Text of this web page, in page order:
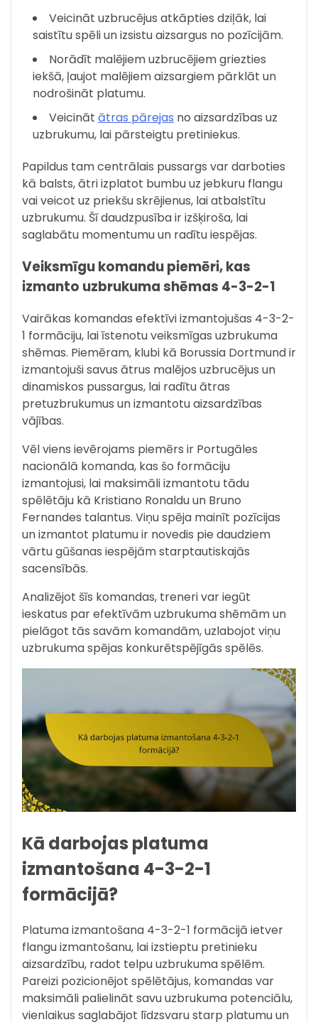
Veicināt uzbrucējus atkāpties dziļāk, lai
saistītu spēli un izsistu aizsargus no pozīcijām.
Norādīt malējiem uzbrucējiem griezties
iekšā, ļaujot malējiem aizsargiem pārklāt un
nodrošināt platumu.
Veicināt ātras pārejas no aizsardzības uz
uzbrukumu, lai pārsteigtu pretiniekus.
Papildus tam centrālais pussargs var darboties
kā balsts, ātri izplatot bumbu uz jebkuru flangu
vai veicot uz priekšu skrējienus, lai atbalstītu
uzbrukumu. Šī daudzpusība ir izšķiroša, lai
saglabātu momentumu un radītu iespējas.
Veiksmīgu komandu piemēri, kas
izmanto uzbrukuma shēmas 4-3-2-1
Vairākas komandas efektīvi izmantojušas 4-3-2-
1 formāciju, lai īstenotu veiksmīgas uzbrukuma
shēmas. Piemēram, klubi kā Borussia Dortmund ir
izmantojuši savus ātrus malējos uzbrucējus un
dinamiskos pussargus, lai radītu ātras
pretuzbrukumus un izmantotu aizsardzības
vājības.
Vēl viens ievērojams piemērs ir Portugāles
nacionālā komanda, kas šo formāciju
izmantojusi, lai maksimāli izmantotu tādu
spēlētāju kā Kristiano Ronaldu un Bruno
Fernandes talantus. Viņu spēja mainīt pozīcijas
un izmantot platumu ir novedis pie daudziem
vārtu gūšanas iespējām starptautiskajās
sacensībās.
Analizējot šīs komandas, treneri var iegūt
ieskatus par efektīvām uzbrukuma shēmām un
pielāgot tās savām komandām, uzlabojot viņu
uzbrukuma spējas konkurētspējīgās spēlēs.
Kā darbojas platuma
izmantošana 4-3-2-1
formācijā?
Platuma izmantošana 4-3-2-1 formācijā ietver
flangu izmantošanu, lai izstieptu pretinieku
aizsardzību, radot telpu uzbrukuma spēlēm.
Pareizi pozicionējot spēlētājus, komandas var
maksimāli palielināt savu uzbrukuma potenciālu,
vienlaikus saglabājot līdzsvaru starp platumu un